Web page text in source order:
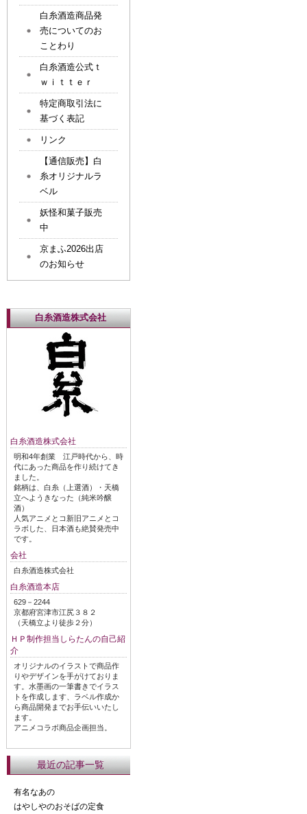
白糸酒造商品発
売についてのお
ことわり
白糸酒造公式ｔ
ｗｉｔｔｅｒ
特定商取引法に
基づく表記
リンク
【通信販売】白
糸オリジナルラ
ベル
妖怪和菓子販売
中
京まふ2026出店
のお知らせ
白糸酒造株式会社
白糸酒造株式会社
明和4年創業 江戸時代から、時
代にあった商品を作り続けてき
ました。
銘柄は、白糸（上選酒）・天橋
立へようきなった（純米吟醸
酒）
人気アニメとコ新旧アニメとコ
ラボした、日本酒も絶賛発売中
です。
会社
白糸酒造株式会社
白糸酒造本店
629－2244
京都府宮津市江尻３８２
（天橋立より徒歩２分）
ＨＰ制作担当しらたんの自己紹
介
オリジナルのイラストで商品作
りやデザインを手がけておりま
す。水墨画の一筆書きでイラス
トを作成します、ラベル作成か
ら商品開発までお手伝いいたし
ます。
アニメコラボ商品企画担当。
最近の記事一覧
有名なあの
はやしやのおそばの定食